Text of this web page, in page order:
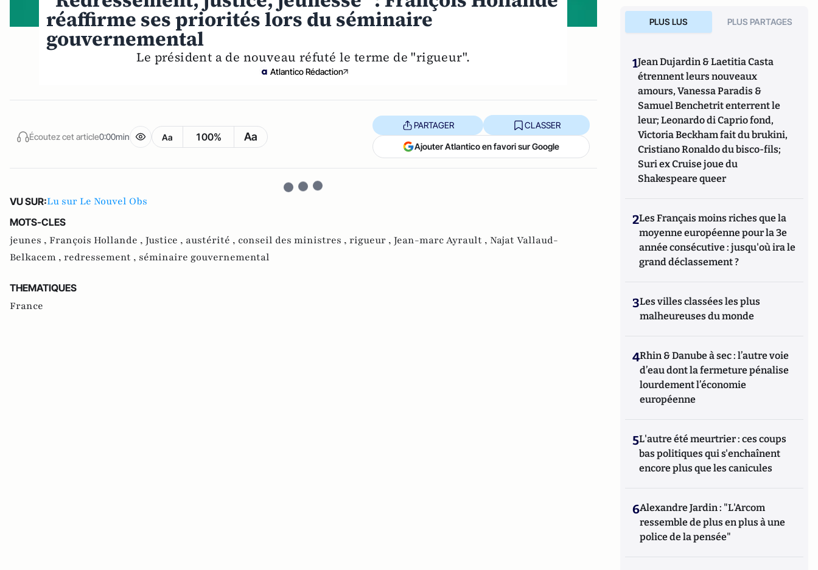
réaffirme ses priorités lors du séminaire
gouvernemental
Le président a de nouveau réfuté le terme de "rigueur".
Atlantico Rédaction
Écoutez cet article0:00min Aa 100% Aa
PARTAGER CLASSER
Ajouter Atlantico en favori sur Google
VU SUR:Lu sur Le Nouvel Obs
MOTS-CLES
jeunes , François Hollande , Justice , austérité , conseil des ministres , rigueur , Jean-marc Ayrault , Najat Vallaud-
Belkacem , redressement , séminaire gouvernemental
THEMATIQUES
France
PLUS LUS PLUS PARTAGES
1Jean Dujardin & Laetitia Casta
étrennent leurs nouveaux
amours, Vanessa Paradis &
Samuel Benchetrit enterrent le
leur; Leonardo di Caprio fond,
Victoria Beckham fait du brukini,
Cristiano Ronaldo du bisco-fils;
Suri ex Cruise joue du
Shakespeare queer
2Les Français moins riches que la
moyenne européenne pour la 3e
année consécutive : jusqu'où ira le
grand déclassement ?
3Les villes classées les plus
malheureuses du monde
4Rhin & Danube à sec : l’autre voie
d’eau dont la fermeture pénalise
lourdement l’économie
européenne
5L'autre été meurtrier : ces coups
bas politiques qui s'enchaînent
encore plus que les canicules
6Alexandre Jardin : "L'Arcom
ressemble de plus en plus à une
police de la pensée"